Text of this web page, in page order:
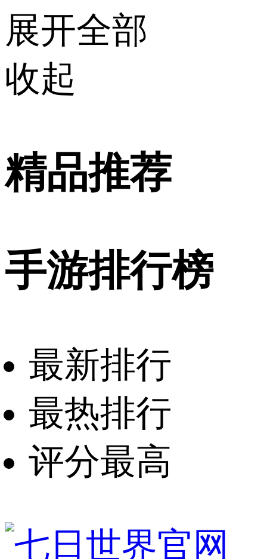
展开全部
收起
精品推荐
手游排行榜
最新排行
最热排行
评分最高